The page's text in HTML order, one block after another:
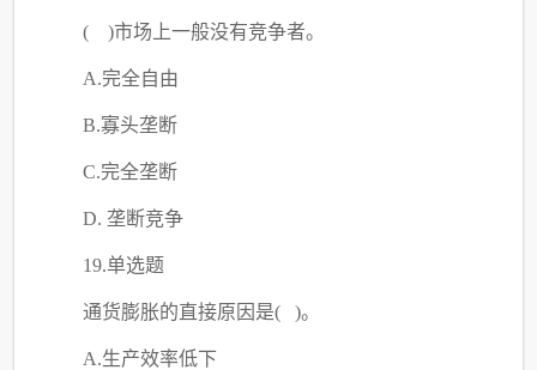
( )市场上一般没有竞争者。
A.完全自由
B.寡头垄断
C.完全垄断
D. 垄断竞争
19.单选题
通货膨胀的直接原因是( )。
A.生产效率低下